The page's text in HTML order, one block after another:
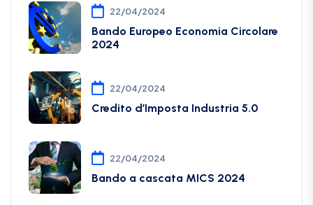
22/04/2024
Bando Europeo Economia Circolare
2024
22/04/2024
Credito d’Imposta Industria 5.0
22/04/2024
Bando a cascata MICS 2024